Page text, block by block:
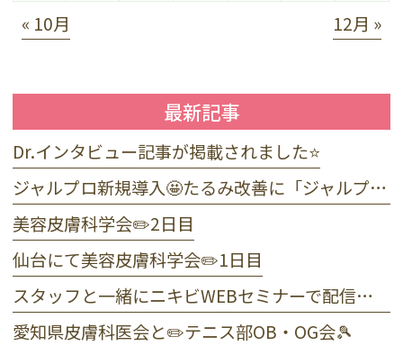
« 10月 12月 »
最新記事
Dr.インタビュー記事が掲載されました⭐️
ジャルプロ新規導入🤩たるみ改善に「ジャルプロ・スーパーハイドロ」💉目元のくま・小じわに「ジャルプロヤングアイ」👀
美容皮膚科学会✏️2日目
仙台にて美容皮膚科学会✏️1日目
スタッフと一緒にニキビWEBセミナーで配信しました☺️
愛知県皮膚科医会と✏️テニス部OB・OG会🎾